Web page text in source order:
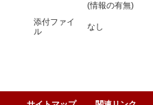
(情報の有無)
添付ファイ
ル
なし